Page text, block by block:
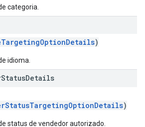
categoria.
)
idioma.
StatusDetails
)
status de vendedor autorizado.